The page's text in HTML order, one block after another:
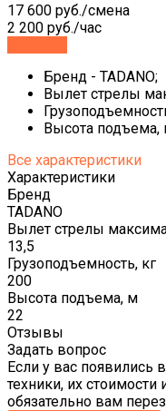
17 600 руб./смена
2 200 руб./час
Бренд - TADANO;
Вылет стрелы
Высота подъема,
Все характеристики
Характеристики
Бренд
TADANO
Вылет стрелы
13,5
Грузоподъемность, кг
200
Высота подъема, м
22
Отзывы
Задать вопрос
Если у вас появились
техники, их
обязательно вам